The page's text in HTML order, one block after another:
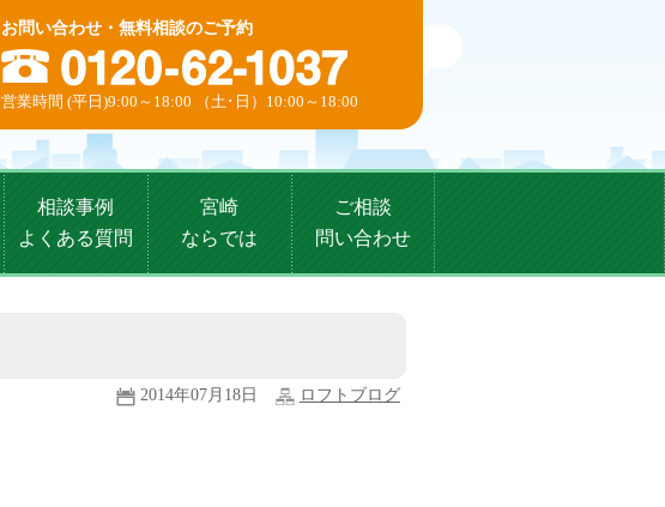
お問い合わせ・無料相談のご予約
営業時間 (平日)9:00～18:00 （土･日）10:00～18:00
相談事例
よくある質問
宮崎
ならでは
ご相談
問い合わせ
2014年07月18日 ロフトブログ